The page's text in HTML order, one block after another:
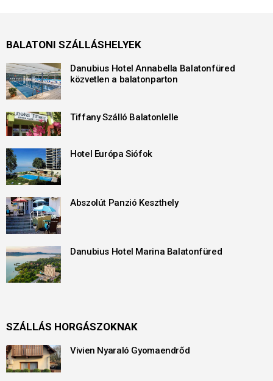
BALATONI SZÁLLÁSHELYEK
Danubius Hotel Annabella Balatonfüred
közvetlen a balatonparton
Tiffany Szálló Balatonlelle
Hotel Európa Siófok
Abszolút Panzió Keszthely
Danubius Hotel Marina Balatonfüred
SZÁLLÁS HORGÁSZOKNAK
Vivien Nyaraló Gyomaendrőd